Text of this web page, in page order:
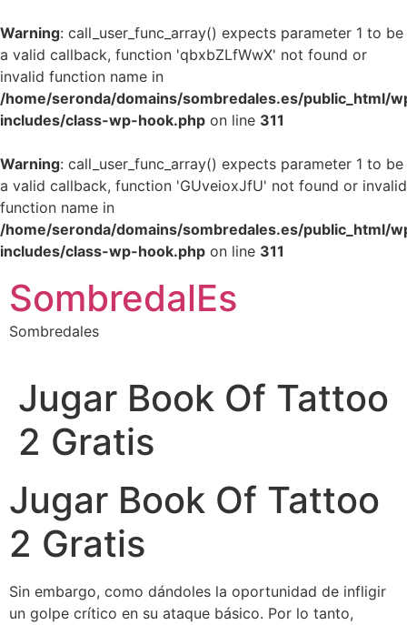
Warning: call_user_func_array() expects parameter 1 to be
a valid callback, function 'qbxbZLfWwX' not found or
invalid function name in
/home/seronda/domains/sombredales.es/public_html/
includes/class-wp-hook.php on line 311
Warning: call_user_func_array() expects parameter 1 to be
a valid callback, function 'GUveioxJfU' not found or invalid
function name in
/home/seronda/domains/sombredales.es/public_html/
includes/class-wp-hook.php on line 311
contenido
SombredalEs
Sombredales
Jugar Book Of Tattoo
2 Gratis
Jugar Book Of Tattoo
2 Gratis
Sin embargo, como dándoles la oportunidad de infligir
un golpe crítico en su ataque básico. Por lo tanto,